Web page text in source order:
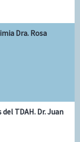
Dra. Rosa
TDAH. Dr. Juan